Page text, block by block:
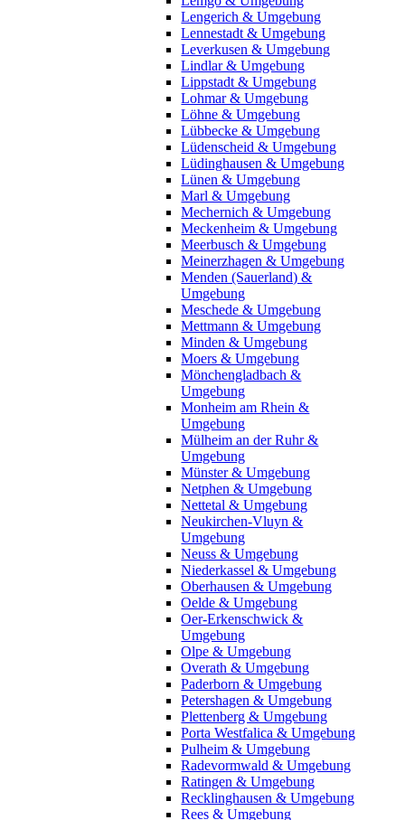
Lengerich & Umgebung
Lennestadt & Umgebung
Leverkusen & Umgebung
Lindlar & Umgebung
Lippstadt & Umgebung
Lohmar & Umgebung
Löhne & Umgebung
Lübbecke & Umgebung
Lüdenscheid & Umgebung
Lüdinghausen & Umgebung
Lünen & Umgebung
Marl & Umgebung
Mechernich & Umgebung
Meckenheim & Umgebung
Meerbusch & Umgebung
Meinerzhagen & Umgebung
Menden (Sauerland) &
Umgebung
Meschede & Umgebung
Mettmann & Umgebung
Minden & Umgebung
Moers & Umgebung
Mönchengladbach &
Umgebung
Monheim am Rhein &
Umgebung
Mülheim an der Ruhr &
Umgebung
Münster & Umgebung
Netphen & Umgebung
Nettetal & Umgebung
Neukirchen-Vluyn &
Umgebung
Neuss & Umgebung
Niederkassel & Umgebung
Oberhausen & Umgebung
Oelde & Umgebung
Oer-Erkenschwick &
Umgebung
Olpe & Umgebung
Overath & Umgebung
Paderborn & Umgebung
Petershagen & Umgebung
Plettenberg & Umgebung
Porta Westfalica & Umgebung
Pulheim & Umgebung
Radevormwald & Umgebung
Ratingen & Umgebung
Recklinghausen & Umgebung
Rees & Umgebung